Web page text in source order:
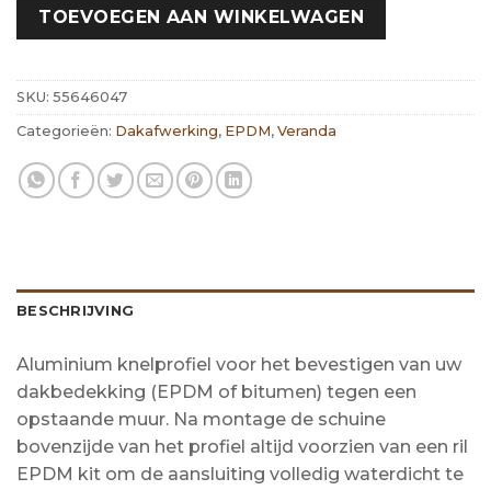
TOEVOEGEN AAN WINKELWAGEN
SKU: 55646047
Categorieën: Dakafwerking, EPDM, Veranda
BESCHRIJVING
Aluminium knelprofiel voor het bevestigen van uw
dakbedekking (EPDM of bitumen) tegen een
opstaande muur. Na montage de schuine
bovenzijde van het profiel altijd voorzien van een ril
EPDM kit om de aansluiting volledig waterdicht te